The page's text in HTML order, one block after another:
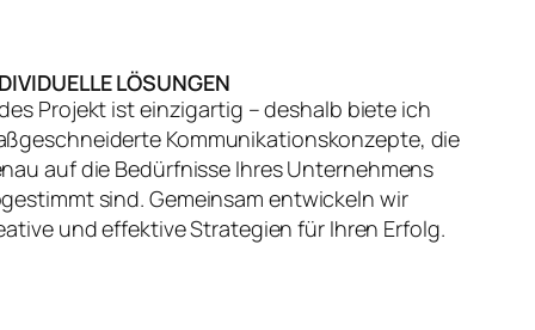
LÖSUNGEN
Projekt ist einzigartig – deshalb biete ich
Kommunikationskonzepte, die
auf die Bedürfnisse Ihres Unternehmens
sind. Gemeinsam entwickeln wir
und effektive Strategien für Ihren Erfolg.